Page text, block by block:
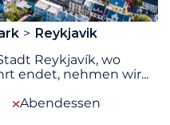
Reykjavik
Reykjavík, wo
endet, nehmen wir...
Abendessen